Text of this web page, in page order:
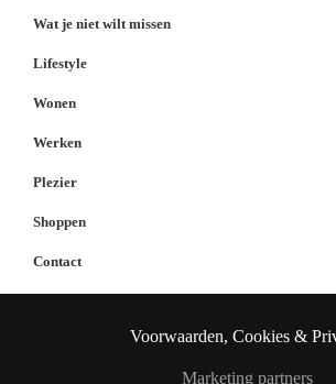
Wat je niet wilt missen
Lifestyle
Wonen
Werken
Plezier
Shoppen
Contact
Voorwaarden, Cookies &
Marketing partners